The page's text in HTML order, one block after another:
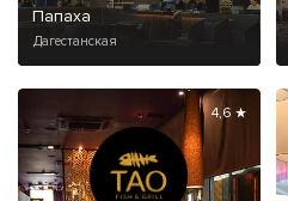
Папаха
Дагестанская
4,6 ★